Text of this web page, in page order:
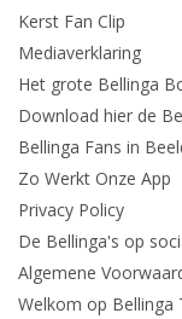
Kerst Fan Clip
Mediaverklaring
Het grote Bellinga
Download hier de
Bellinga Fans in
Zo Werkt Onze App
Privacy Policy
De Bellinga's op
Algemene
Welkom op Bellinga